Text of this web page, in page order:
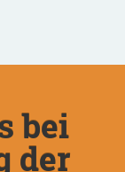
bei
der